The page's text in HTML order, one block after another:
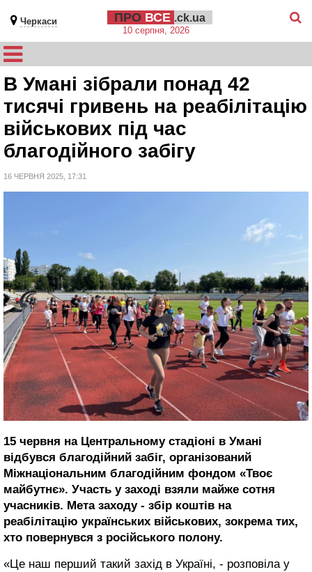
Черкаси ПРО ВСЕ .ck.ua
10 серпня, 2026
В Умані зібрали понад 42
тисячі гривень на реабілітацію
військових під час
благодійного забігу
16 ЧЕРВНЯ 2025, 17:31
15 червня на Центральному стадіоні в Умані
відбувся благодійний забіг, організований
Міжнаціональним благодійним фондом «Твоє
майбутнє». Участь у заході взяли майже сотня
учасників. Мета заходу - збір коштів на
реабілітацію українських військових, зокрема тих,
хто повернувся з російського полону.
«Це наш перший такий захід в Україні, - розповіла у